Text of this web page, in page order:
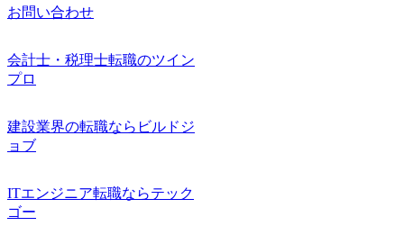
お問い合わせ
会計士・税理士転職のツイン
プロ
建設業界の転職ならビルドジ
ョブ
ITエンジニア転職ならテック
ゴー